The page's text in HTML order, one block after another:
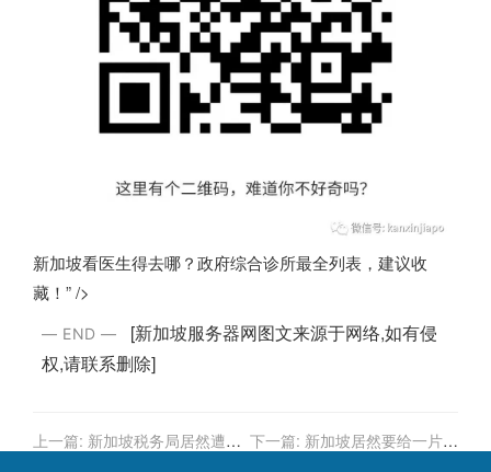
新加坡看医生得去哪？政府综合诊所最全列表，建议收
藏！” />
— END — [新加坡服务器网图文来源于网络,如有侵
权,请联系删除]
上一篇: 新加坡税务局居然遭人 下一篇: 新加坡居然要给一片草